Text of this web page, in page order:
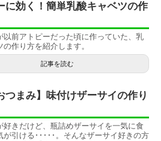
に効く！簡単乳酸キャベツの作
以前アトピーだった頃に作っていた、乳
の作り方を紹介します。
記事を読む
つまみ】味付けザーサイの作り
好きだけど、瓶詰めザーサイを一気に食
が引ける･････。そんなザーサイ好きの方